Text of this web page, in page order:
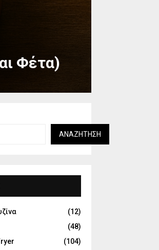
Φέτα)
ΑΝΑΖΉΤΗΣΗ
(12)
(48)
(104)